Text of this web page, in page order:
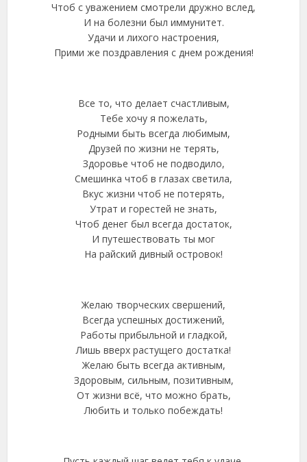
Чтоб с уважением смотрели дружно вслед,
И на болезни был иммунитет.
Удачи и лихого настроения,
Прими же поздравления с днем рождения!
Все то, что делает счастливым,
Тебе хочу я пожелать,
Родными быть всегда любимым,
Друзей по жизни не терять,
Здоровье чтоб не подводило,
Смешинка чтоб в глазах светила,
Вкус жизни чтоб не потерять,
Утрат и горестей не знать,
Чтоб денег был всегда достаток,
И путешествовать ты мог
На райский дивный островок!
Желаю творческих свершений,
Всегда успешных достижений,
Работы прибыльной и гладкой,
Лишь вверх растущего достатка!
Желаю быть всегда активным,
Здоровым, сильным, позитивным,
От жизни всё, что можно брать,
Любить и только побеждать!